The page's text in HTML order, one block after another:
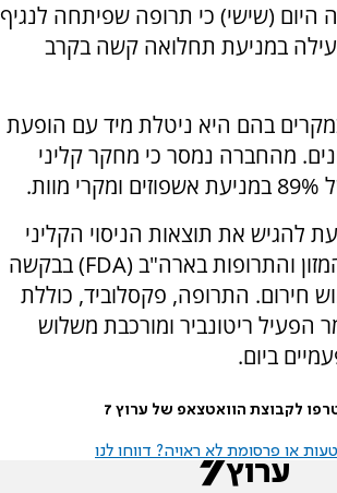
היום (שישי) כי תרופה שפיתחה לנגיף
במניעת תחלואה קשה בקרב
בהם היא ניטלת מיד עם הופעת
מהחברה נמסר כי מחקר קליני
להגיש את תוצאות הניסוי הקליני
בתרופה למינהל המזון והתרופות בארה"ב (FDA) בבקשה
חירום. התרופה, פקסלוביד, כוללת
הפעיל ריטונביר ומורכבת משלוש
ביום.
לקבוצת הוואטצאפ של ערוץ 7
או פרסומת לא ראויה? דווחו לנו